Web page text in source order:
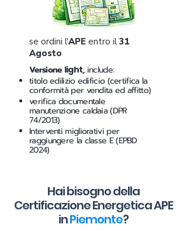
se ordini l'APE entro il 31
Agosto
Versione light,include:
titolo edilizio edificio (certifica la
conformità per vendita ed affitto)
verifica documentale
manutenzione caldaia (DPR
74/2013)
Interventi migliorativi per
raggiungere la classe E (EPBD
2024)
Hai bisogno della
Certificazione Energetica APE
inPiemonte?